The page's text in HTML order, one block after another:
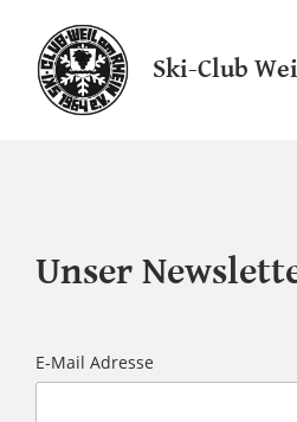
Ski-Club
Unser
E-Mail Adresse